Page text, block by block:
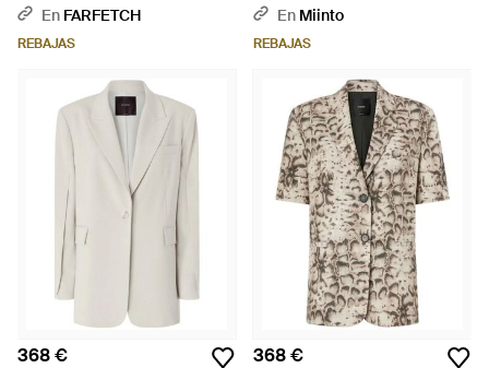
En FARFETCH
REBAJAS
En Miinto
REBAJAS
368 € 368 €